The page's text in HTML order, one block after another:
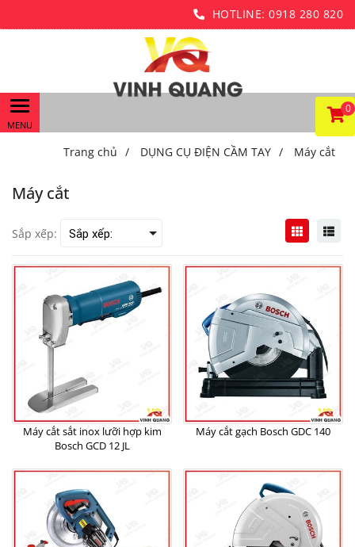
HOTLINE: 0918 280 820
0
Trang chủ / DỤNG CỤ ĐIỆN CẦM TAY / Máy cắt
Máy cắt
Sắp xếp:
Máy cắt sắt inox lưỡi hợp kim
Bosch GCD 12 JL
Máy cắt gạch Bosch GDC 140